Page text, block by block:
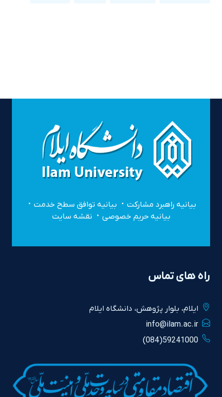
بیانیه راهبرد مشارکت
بیانیه توافق سطح خدمت
بیانیه حریم خصوصی
نقشه سایت
راه های تماس
ايلام، بلوار پژوهش، دانشگاه ايلام
info@ilam.ac.ir
59241000(084)